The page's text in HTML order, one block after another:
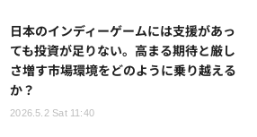
日本のインディーゲームには支援があっ
ても投資が足りない。高まる期待と厳し
さ増す市場環境をどのように乗り越える
か？
2026.5.2 Sat 11:40